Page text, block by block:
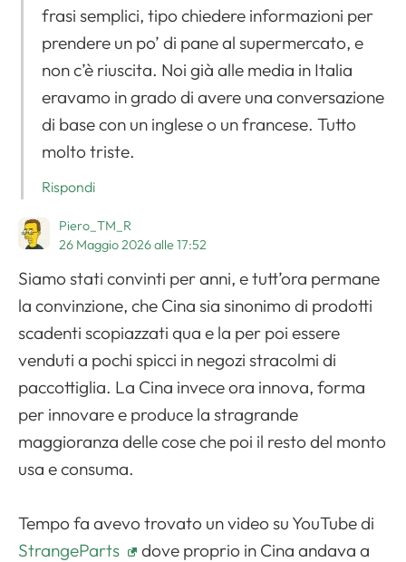
frasi semplici, tipo chiedere informazioni per
prendere un po’ di pane al supermercato, e
non c’è riuscita. Noi già alle media in Italia
eravamo in grado di avere una conversazione
di base con un inglese o un francese. Tutto
molto triste.
Rispondi
Piero_TM_R
26 Maggio 2026 alle 17:52
Siamo stati convinti per anni, e tutt’ora permane
la convinzione, che Cina sia sinonimo di prodotti
scadenti scopiazzati qua e la per poi essere
venduti a pochi spicci in negozi stracolmi di
paccottiglia. La Cina invece ora innova, forma
per innovare e produce la stragrande
maggioranza delle cose che poi il resto del monto
usa e consuma.
Tempo fa avevo trovato un video su YouTube di
StrangeParts
dove proprio in Cina andava a
Apri il menu di navigazione